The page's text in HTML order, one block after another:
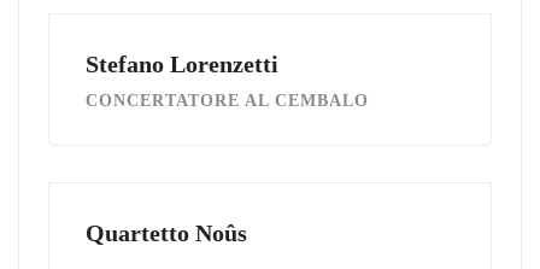
Stefano Lorenzetti
CONCERTATORE AL CEMBALO
Quartetto Noûs